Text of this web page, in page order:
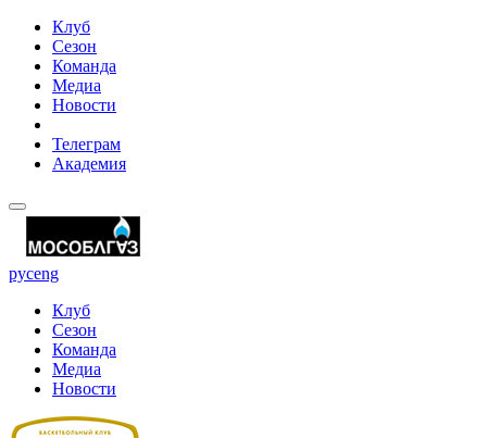
Клуб
Сезон
Команда
Медиа
Новости
Телеграм
Академия
русeng
Клуб
Сезон
Команда
Медиа
Новости